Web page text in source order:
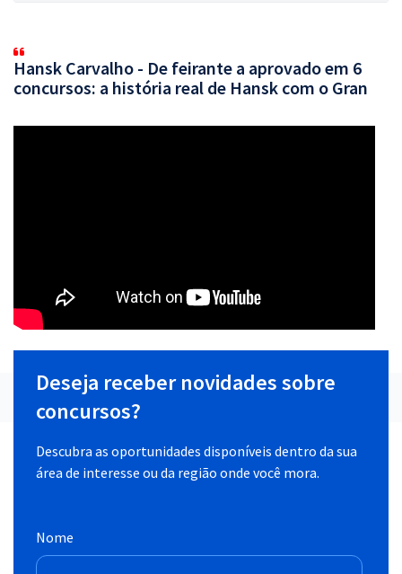
Hansk Carvalho - De feirante a aprovado em 6
concursos: a história real de Hansk com o Gran
Deseja receber novidades sobre
concursos?
Descubra as oportunidades disponíveis dentro da sua
área de interesse ou da região onde você mora.
Nome